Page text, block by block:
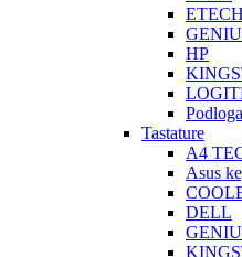
ETECH
HP
Tastature
A4
Asus
DELL